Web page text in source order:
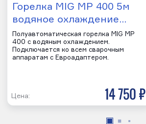
Горелка MIG MP 400 5м
водяное охлаждение…
Полуавтоматическая горелка MIG MP
400 с водяным охлаждением.
Подключается ко всем сварочным
аппаратам с Евроадаптером.
Цена: 14 750 р